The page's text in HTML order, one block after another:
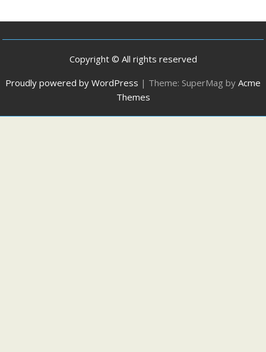
Copyright © All rights reserved
Proudly powered by WordPress | Theme: SuperMag by Acme
Themes